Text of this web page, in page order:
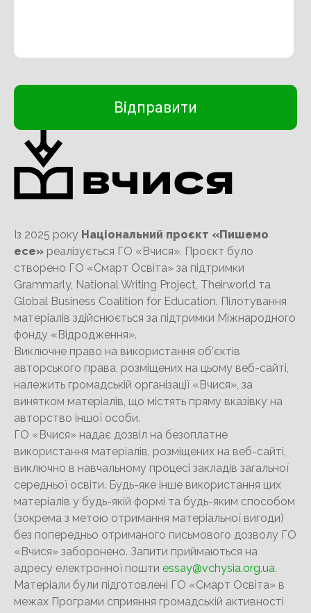
Із 2025 року Національний проєкт «Пишемо
есе» реалізується ГО «Вчися». Проєкт було
створено ГО «Смарт Освіта» за підтримки
Grammarly, National Writing Project, Theirworld та
Global Business Coalition for Education. Пілотування
матеріалів здійснюється за підтримки Міжнародного
фонду «Відродження».
Виключне право на використання об’єктів
авторського права, розміщених на цьому веб-сайті,
належить громадській організації «Вчися», за
винятком матеріалів, що містять пряму вказівку на
авторство іншої особи.
ГО «Вчися» надає дозвіл на безоплатне
використання матеріалів, розміщених на веб-сайті,
виключно в навчальному процесі закладів загальної
середньої освіти. Будь-яке інше використання цих
матеріалів у будь-якій формі та будь-яким способом
(зокрема з метою отримання матеріальної вигоди)
без попередньо отриманого письмового дозволу ГО
«Вчися» заборонено. Запити приймаються на
адресу електронної пошти essay@vchysia.org.ua.
Матеріали були підготовлені ГО «Смарт Освіта» в
межах Програми сприяння громадській активності